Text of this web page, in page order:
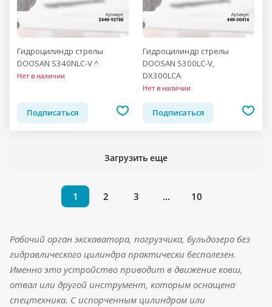
Гидроцилиндр стрелы
DOOSAN S340NLC-V ^
Нет в наличии
Подписаться
Гидроцилиндр стрелы
DOOSAN S300LC-V,
DX300LCA
Нет в наличии
Подписаться
Загрузить еще
1 2 3 ... 10
Рабочий орган экскаватора, погрузчика, бульдозера без
гидравлического цилиндра практически бесполезен.
Именно это устройство приводит в движение ковш,
отвал или другой инструмент, которым оснащена
спецтехника. С испорченным цилиндром или